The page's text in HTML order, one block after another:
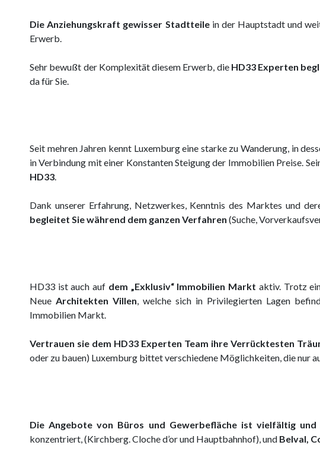
Die Anziehungskraft gewisser Stadtteilein der Hauptstadt und
Erwerb.
Sehr bewußt der Komplexität diesem Erwerb, die HD33 Experten
da für Sie.
Seit mehren Jahren kennt Luxemburg eine starke zu Wanderung, in
in Verbindung mit einer Konstanten Steigung der Immobilien Preise.
HD33.
Dank unserer Erfahrung, Netzwerkes, Kenntnis des Marktes und
begleitet Sie während dem ganzen Verfahren (Suche,
HD33 ist auch auf dem „Exklusiv“ Immobilien Markt aktiv. Trotz
Neue Architekten Villen, welche sich in Privilegierten Lagen
Immobilien Markt.
Vertrauen sie dem HD33 Experten Team ihre Verrücktesten
oder zu bauen) Luxemburg bittet verschiedene Möglichkeiten, die nur
Die Angebote von Büros und Gewerbefläche ist vielfältig
konzentriert, (Kirchberg. Cloche d’or und Hauptbahnhof), und Belval,